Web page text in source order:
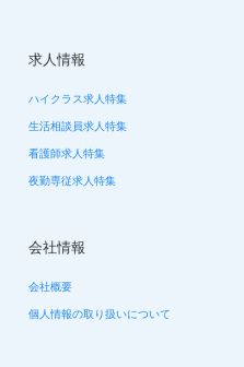
求人情報
ハイクラス求人特集
生活相談員求人特集
看護師求人特集
夜勤専従求人特集
会社情報
会社概要
個人情報の取り扱いについて